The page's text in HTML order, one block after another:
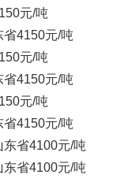
元/吨
省4150元/吨
元/吨
省4150元/吨
元/吨
省4150元/吨
东省4100元/吨
东省4100元/吨